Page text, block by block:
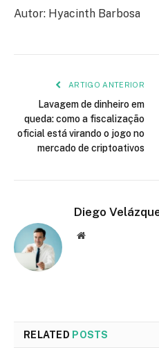
Autor: Hyacinth Barbosa
ARTIGO ANTERIOR
Lavagem de dinheiro em
queda: como a fiscalização
oficial está virando o jogo no
mercado de criptoativos
Diego
Website
RELATED POSTS